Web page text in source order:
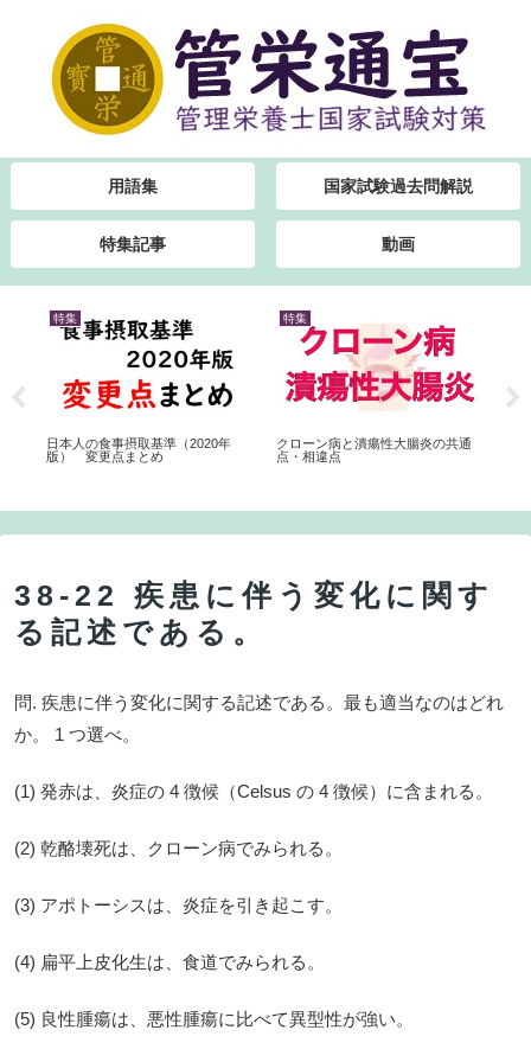
用語集 国家試験過去問解説
特集記事 動画
特集
日本人の食事摂取基準（2020年
版） 変更点まとめ
特集
クローン病と潰瘍性大腸炎の共通
点・相違点
38-22 疾患に伴う変化に関す
る記述である。
問. 疾患に伴う変化に関する記述である。最も適当なのはどれ
か。 1 つ選べ。
(1) 発赤は、炎症の 4 徴候（Celsus の 4 徴候）に含まれる。
(2) 乾酪壊死は、クローン病でみられる。
(3) アポトーシスは、炎症を引き起こす。
(4) 扁平上皮化生は、食道でみられる。
(5) 良性腫瘍は、悪性腫瘍に比べて異型性が強い。